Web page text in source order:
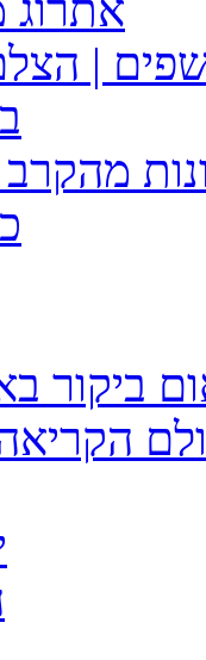
|
ביקור